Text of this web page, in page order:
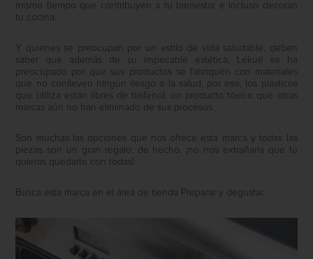
mismo tiempo que contribuyen a tu bienestar e incluso decoran
tu
cocina.
Y quienes se preocupan por un estilo de vida saludable, deben
saber que además de su impecable estética, Lékué se ha
preocupado por que sus productos se fabriquen con materiales
que no conlleven ningún riesgo a la salud, por eso, los plásticos
que utiliza están libres de bisfenol, un producto tóxico que otras
marcas aún no han eliminado de sus procesos.
Son muchas las opciones que nos ofrece esta marca y todas las
piezas son un gran regalo; de hecho, ¡no nos extrañaría que tú
quieras quedarte con todas!
Busca esta marca en el área de tienda Preparar y degustar.